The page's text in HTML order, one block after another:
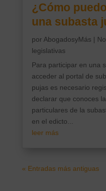
¿Cómo
una subasta
por AbogadosyMás |
legislativas
Para participar en una
acceder al portal de
pujas es necesario
declarar que conoces
particulares de la
en el edicto...
leer más
« Entradas más antiguas